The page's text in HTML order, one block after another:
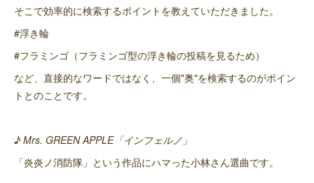
そこで効率的に検索するポイントを教えていただきました。
#浮き輪
#フラミンゴ（フラミンゴ型の浮き輪の投稿を見るため）
など、直接的なワードではなく、一個"奥"を検索するのがポイン
トとのことです。
♪ Mrs. GREEN APPLE「インフェルノ」
「炎炎ノ消防隊」という作品にハマった小林さん選曲です。